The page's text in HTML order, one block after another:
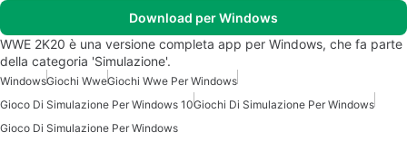
Download per Windows
WWE 2K20 è una versione completa app per Windows, che fa parte
della categoria 'Simulazione'.
WindowsGiochi WweGiochi Wwe Per Windows
Gioco Di Simulazione Per Windows 10Giochi Di Simulazione Per Windows
Gioco Di Simulazione Per Windows